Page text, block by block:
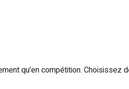
qu’en compétition. Choisissez